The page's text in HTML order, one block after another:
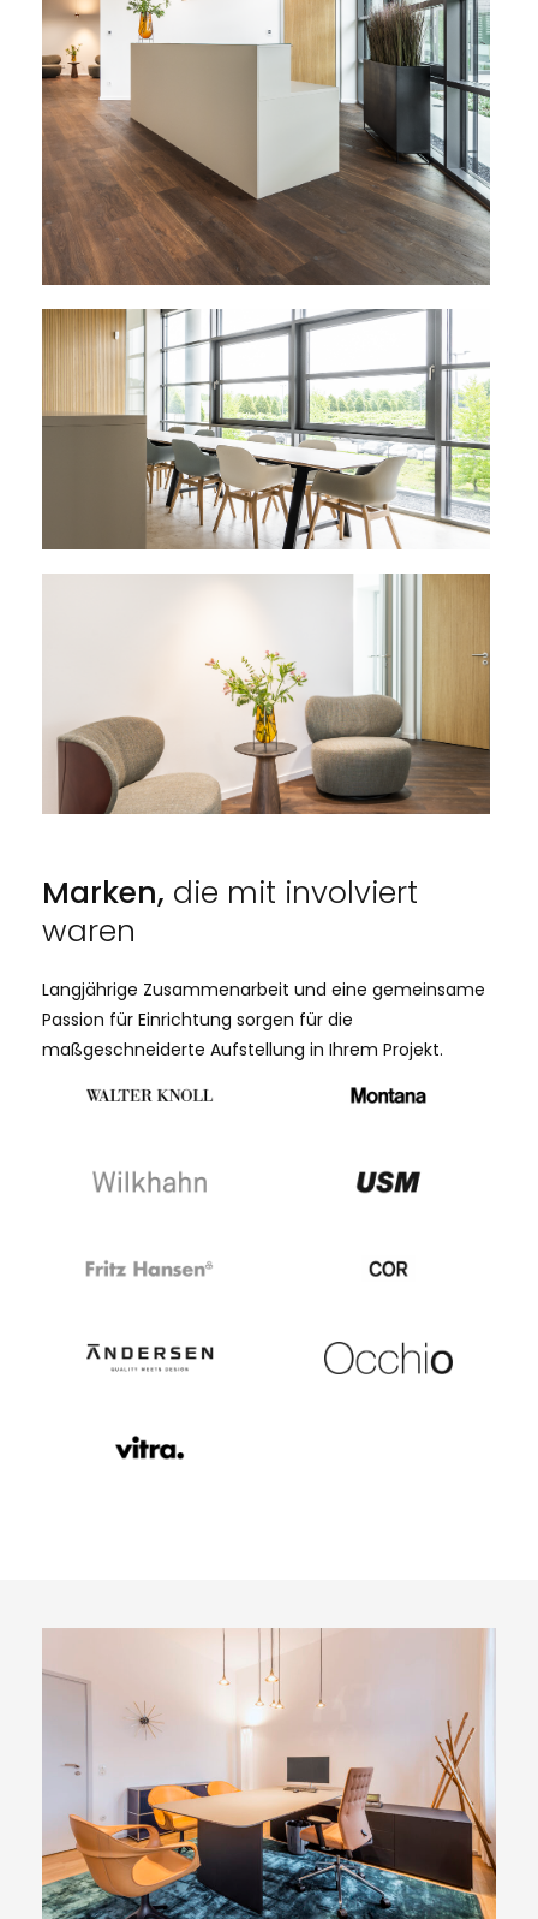
Marken, die mit involviert
waren
Langjährige Zusammenarbeit und eine gemeinsame
Passion für Einrichtung sorgen für die
maßgeschneiderte Aufstellung in Ihrem Projekt.